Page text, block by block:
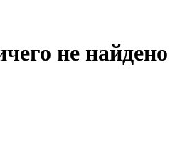
не найдено